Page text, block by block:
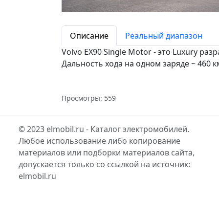
Описание
Реальный диапазон
Volvo EX90 Single Motor - это Luxury
Дальность хода на одном заряде ~ 460
Просмотры: 559
© 2023 elmobil.ru - Каталог электромобилей.
Любое использование либо копирование
материалов или подборки материалов сайта,
допускается только со ссылкой на источник:
elmobil.ru